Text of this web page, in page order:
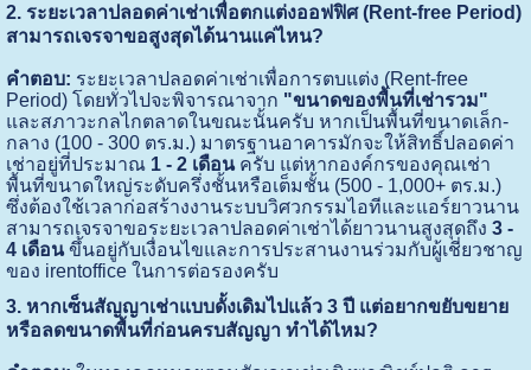
2. ระยะเวลาปลอดค่าเช่าเพื่อตกแต่งออฟฟิศ (Rent-free Period)
สามารถเจรจาขอสูงสุดได้นานแค่ไหน?
คำตอบ: ระยะเวลาปลอดค่าเช่าเพื่อการตบแต่ง (Rent-free
Period) โดยทั่วไปจะพิจารณาจาก "ขนาดของพื้นที่เช่ารวม"
และสภาวะกลไกตลาดในขณะนั้นครับ หากเป็นพื้นที่ขนาดเล็ก-
กลาง (100 - 300 ตร.ม.) มาตรฐานอาคารมักจะให้สิทธิ์ปลอดค่า
เช่าอยู่ที่ประมาณ 1 - 2 เดือนครับ แต่หากองค์กรของคุณเช่า
พื้นที่ขนาดใหญ่ระดับครึ่งชั้นหรือเต็มชั้น (500 - 1,000+ ตร.ม.)
ซึ่งต้องใช้เวลาก่อสร้างงานระบบวิศวกรรมไอทีและแอร์ยาวนาน
สามารถเจรจาขอระยะเวลาปลอดค่าเช่าได้ยาวนานสูงสุดถึง 3 -
4 เดือนขึ้นอยู่กับเงื่อนไขและการประสานงานร่วมกับผู้เชี่ยวชาญ
ของ irentoffice ในการต่อรองครับ
3. หากเซ็นสัญญาเช่าแบบดั้งเดิมไปแล้ว 3 ปี แต่อยากขยับขยาย
หรือลดขนาดพื้นที่ก่อนครบสัญญา ทำได้ไหม?